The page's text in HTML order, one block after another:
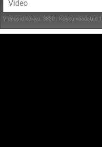
Videosid kokku: 3830 | Kokku vaadatud